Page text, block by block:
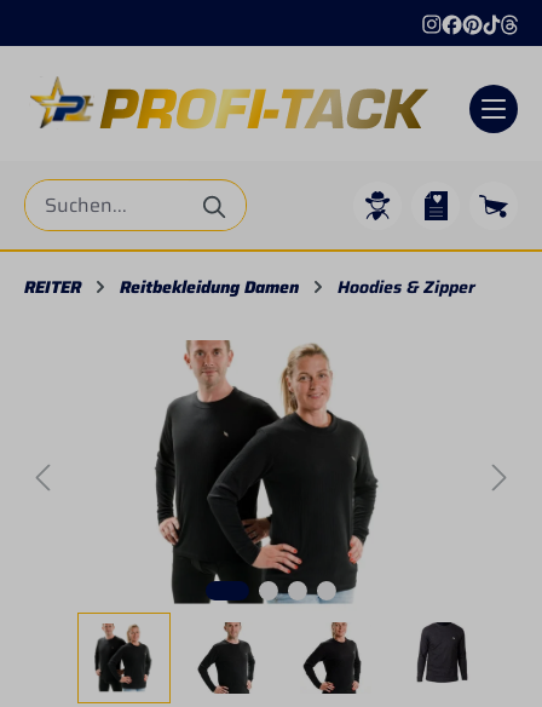
REITER Reitbekleidung Damen Hoodies & Zipper
Bildergalerie überspringen